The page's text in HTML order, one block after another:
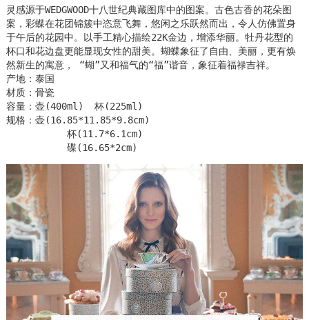
灵感源于WEDGWOOD十八世纪典藏图库中的图案。古色古香的花朵图
案，彩蝶在花团锦簇中恣意飞舞，悠闲之乐跃然而出，令人仿佛置身
于午后的花园中。以手工精心描绘22K金边，增添华丽。牡丹花型的
杯口和花边盘更能显现女性的甜美。蝴蝶象征了自由、美丽，更有焕
然新生的寓意， “蝴”又和福气的“福”谐音，象征着福禄吉祥。
产地：泰国
材质：骨瓷
容量：壶(400ml)  杯(225ml)
规格：壶(16.85*11.85*9.8cm)
           杯(11.7*6.1cm)
           碟(16.65*2cm)